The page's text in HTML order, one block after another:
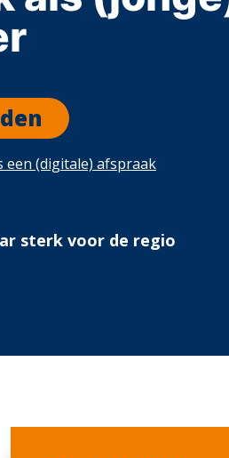
een (digitale) afspraak
sterk voor de regio